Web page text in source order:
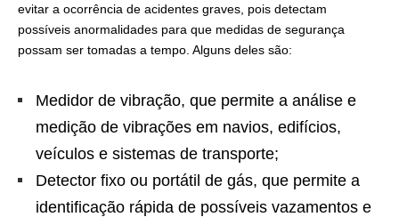
evitar a ocorrência de acidentes graves, pois detectam
possíveis anormalidades para que medidas de segurança
possam ser tomadas a tempo. Alguns deles são:
Medidor de vibração, que permite a análise e
medição de vibrações em navios, edifícios,
veículos e sistemas de transporte;
Detector fixo ou portátil de gás, que permite a
identificação rápida de possíveis vazamentos e